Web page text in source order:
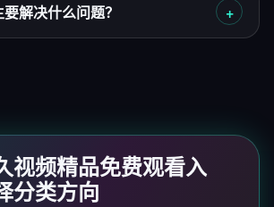
解决什么问题？
视频精品免费观看入
分类方向